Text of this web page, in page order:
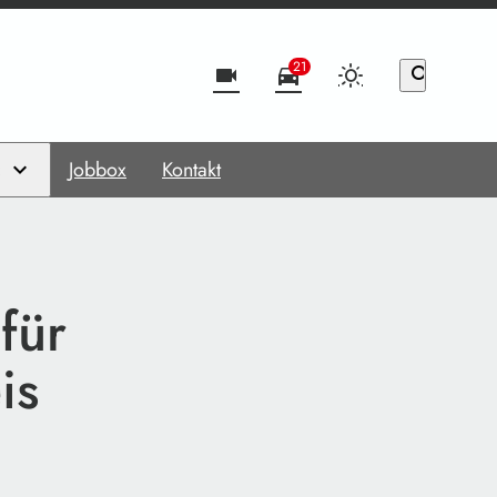
videocam directions_car
21 search
Jobbox Kontakt